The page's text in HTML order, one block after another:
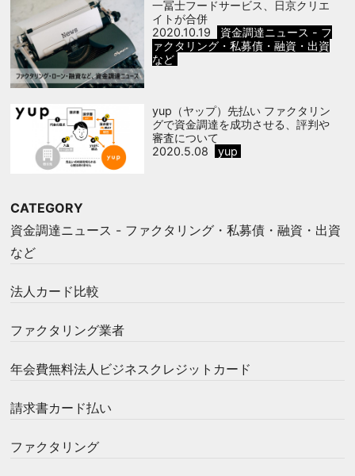
一冨士フードサービス、日京クリエ
イトが合併
2020.10.19
資金調達ニュース - フ
ァクタリング・私募債・融資・出資
など
yup（ヤップ）先払い ファクタリン
グで資金調達を成功させる、評判や
審査について
2020.5.08
yup
CATEGORY
資金調達ニュース - ファクタリング・私募債・融資・出資
など
法人カード比較
ファクタリング業者
年会費無料法人ビジネスクレジットカード
請求書カード払い
ファクタリング